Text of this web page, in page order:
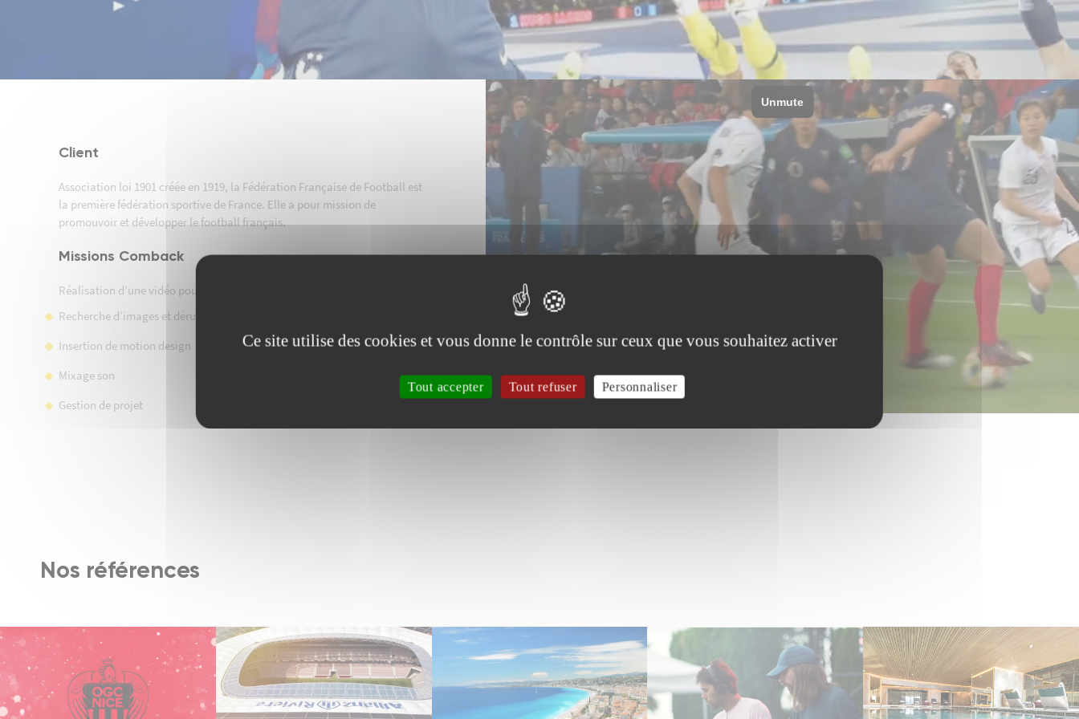
Client
Association loi 1901 créée en 1919, la Fédération Française de Football est
la première fédération sportive de France. Elle a pour mission de
promouvoir et développer le football français.
Missions Comback
Réalisation d’une vidéo pour un partenaire de la FFF
Recherche d’images et dérush d’images fournies par le client
Insertion de motion design
Mixage son
Gestion de projet
Nos références
Ce site utilise des cookies et vous donne le contrôle sur ceux que vous souhaitez activer
Tout accepter Tout refuser Personnaliser